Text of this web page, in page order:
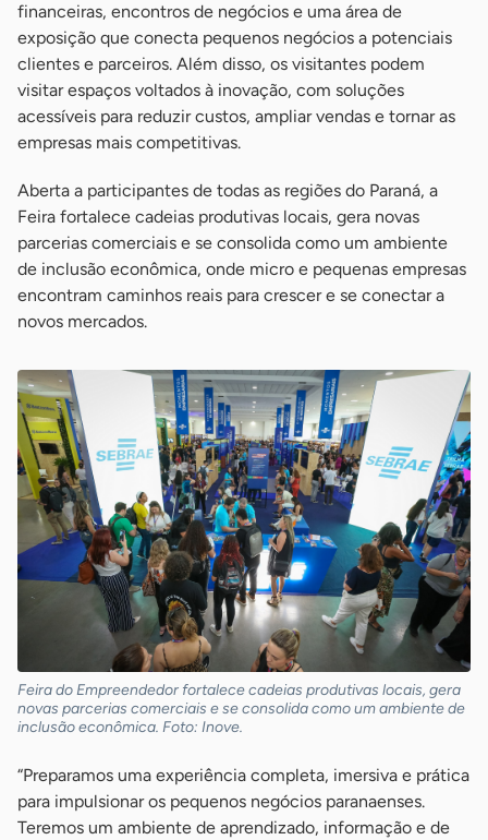
financeiras, encontros de negócios e uma área de
exposição que conecta pequenos negócios a potenciais
clientes e parceiros. Além disso, os visitantes podem
visitar espaços voltados à inovação, com soluções
acessíveis para reduzir custos, ampliar vendas e tornar as
empresas mais competitivas.
Aberta a participantes de todas as regiões do Paraná, a
Feira fortalece cadeias produtivas locais, gera novas
parcerias comerciais e se consolida como um ambiente
de inclusão econômica, onde micro e pequenas empresas
encontram caminhos reais para crescer e se conectar a
novos mercados.
Feira do Empreendedor fortalece cadeias produtivas locais, gera
novas parcerias comerciais e se consolida como um ambiente de
inclusão econômica. Foto: Inove.
“Preparamos uma experiência completa, imersiva e prática
para impulsionar os pequenos negócios paranaenses.
Teremos um ambiente de aprendizado, informação e de